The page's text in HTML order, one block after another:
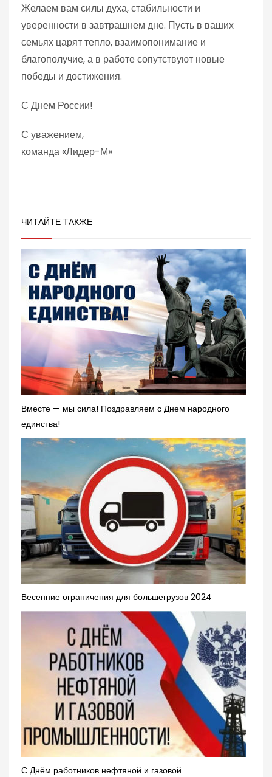
Желаем вам силы духа, стабильности и
уверенности в завтрашнем дне. Пусть в ваших
семьях царят тепло, взаимопонимание и
благополучие, а в работе сопутствуют новые
победы и достижения.
С Днем России!
С уважением,
команда «Лидер-М»
ЧИТАЙТЕ ТАКЖЕ
Вместе — мы сила! Поздравляем с Днем народного
единства!
Весенние ограничения для большегрузов 2024
С Днём работников нефтяной и газовой